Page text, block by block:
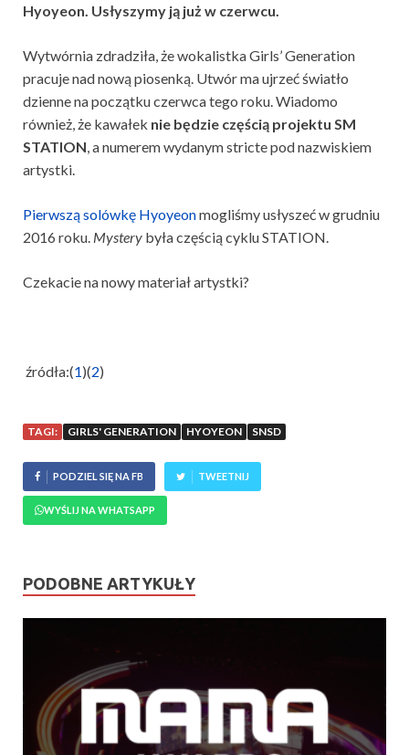
Hyoyeon. Usłyszymy ją już w czerwcu.
Wytwórnia zdradziła, że wokalistka Girls’ Generation
pracuje nad nową piosenką. Utwór ma ujrzeć światło
dzienne na początku czerwca tego roku. Wiadomo
również, że kawałek nie będzie częścią projektu SM
STATION, a numerem wydanym stricte pod nazwiskiem
artystki.
Pierwszą solówkę Hyoyeonmogliśmy usłyszeć w grudniu
2016 roku. Mystery była częścią cyklu STATION.
Czekacie na nowy materiał artystki?
źródła:(1)(2)
TAGI: GIRLS' GENERATION HYOYEON SNSD
PODZIEL SIĘ NA FB TWEETNIJ
WYŚLIJ NA WHATSAPP
PODOBNE ARTYKUŁY